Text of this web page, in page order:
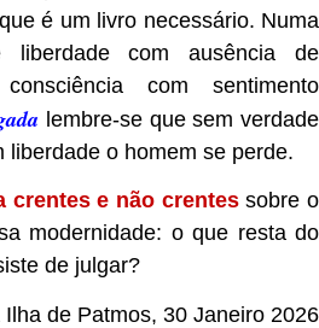
é um livro necessário. Numa
liberdade com ausência de
com sentimento
lembre-se que sem verdade
liberdade o homem se perde.
crentes e não crentessobre o
modernidade: o que resta do
de julgar?
Ilha de Patmos, 30 Janeiro 2026